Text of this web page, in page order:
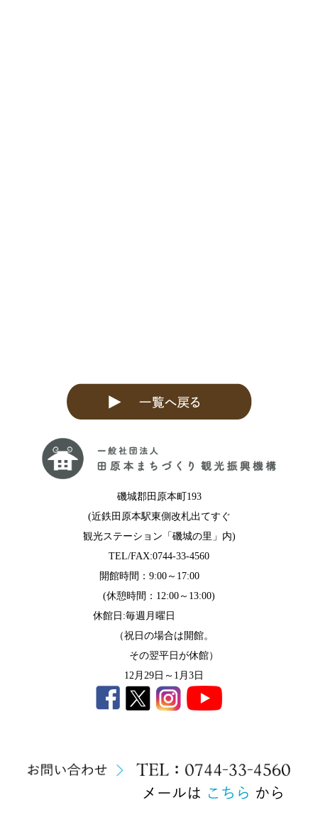
磯城郡田原本町193
(近鉄田原本駅東側改札出てすぐ
観光ステーション「磯城の里」内)
TEL/FAX:0744-33-4560
開館時間：9:00～17:00
(休憩時間：12:00～13:00)
休館日:毎週月曜日
（祝日の場合は開館。
その翌平日が休館）
12月29日～1月3日